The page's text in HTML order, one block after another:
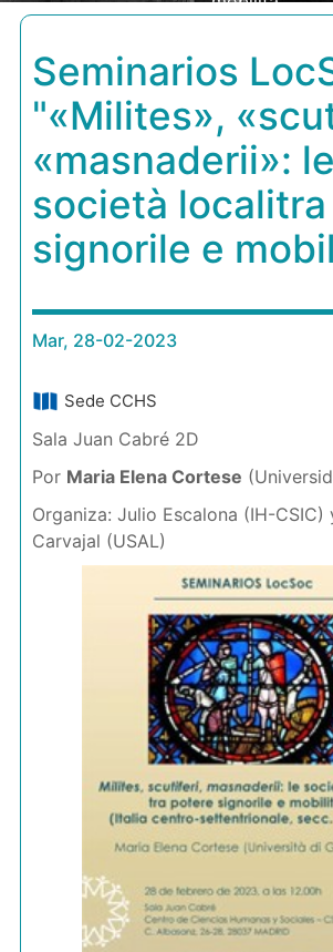
Seminarios
"«Milites»,
«masnaderii»: le
società
signorile e
Mar, 28-02-2023
Sede CCHS
Sala Juan Cabré 2D
Por Maria Elena Cortese
Organiza: Julio Escalona (IH-CSIC)
Carvajal (USAL)